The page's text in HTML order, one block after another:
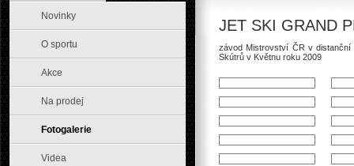
JET SKI GRAND
závod Mistrovství ČR v
Skútrů v Květnu roku 2009
Novinky
O sportu
Akce
Na prodej
Fotogalerie
Videa